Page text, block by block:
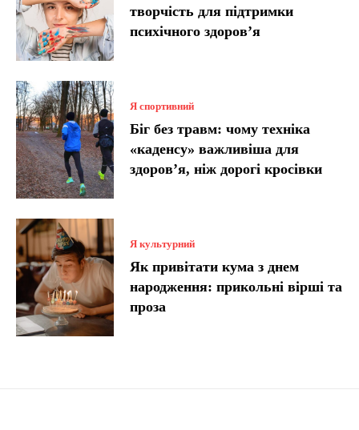
творчість для підтримки
психічного здоров’я
Я спортивний
Біг без травм: чому техніка
«каденсу» важливіша для
здоров’я, ніж дорогі кросівки
Я культурний
Як привітати кума з днем
народження: прикольні вірші та
проза